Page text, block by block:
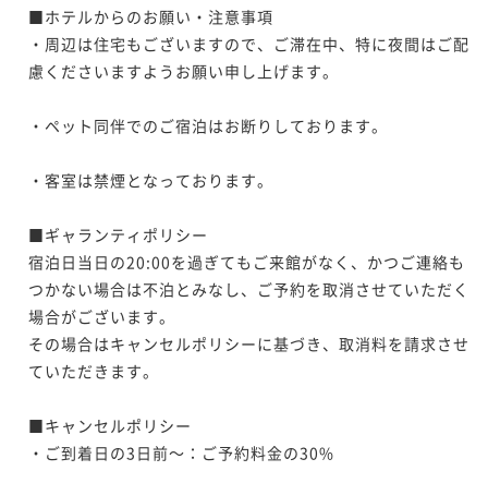
■ホテルからのお願い・注意事項
・周辺は住宅もございますので、ご滞在中、特に夜間はご配
慮くださいますようお願い申し上げます。
・ペット同伴でのご宿泊はお断りしております。
・客室は禁煙となっております。
■ギャランティポリシー
宿泊日当日の20:00を過ぎてもご来館がなく、かつご連絡も
つかない場合は不泊とみなし、ご予約を取消させていただく
場合がございます。
その場合はキャンセルポリシーに基づき、取消料を請求させ
ていただきます。
■キャンセルポリシー
・ご到着日の3日前～：ご予約料金の30%